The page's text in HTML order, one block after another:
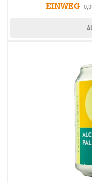
EINWEG